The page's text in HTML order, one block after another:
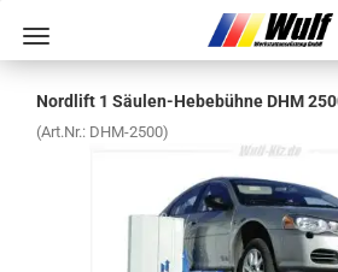
Nord­lift 1 Säulen-​Hebebühne DHM
(Art.Nr.: DHM-​2500)